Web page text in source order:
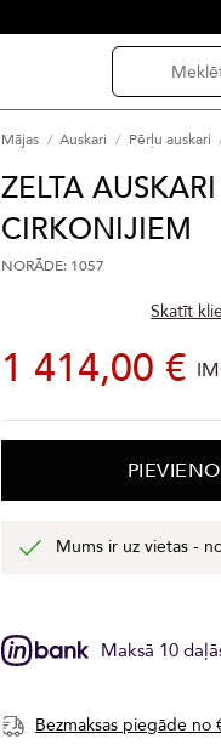
Mājas Auskari Pērļu auskari
ZELTA
CIRKONIJIEM
NORĀDE: 1057
Skatīt
1 414,00 €
Mums ir uz vietas -
Maksā 10
Bezmaksas piegāde no